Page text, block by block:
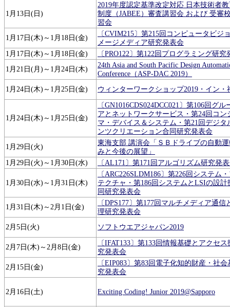
1月13日(日)
2019年度認定基準改定対応 日本技術者
制度（JABEE）審査講習会 および 受審
習会
1月17日(木)～1月18日(金)
〔CVIM215〕第215回コンピュータビジ
メージメディア研究発表会
1月17日(木)～1月18日(金)
〔PRO122〕第122回プログラミング研究
1月21日(月)～1月24日(木)
24th Asia and South Pacific Design
Conference（ASP-DAC 2019）
1月24日(木)～1月25日(金)
ウィンターワークショップ2019・イン・
1月24日(木)～1月25日(金)
〔GN1016CDS024DCC021〕第106回グル
アとネットワークサービス・第24回コン
マ・デバイス＆システム・第21回デジタ
ンツクリエーション合同研究発表会
1月29日(火)
東海支部 講演会「ＳＢドライブの自動
みと今後の展望」
1月29日(火)～1月30日(水)
〔AL171〕第171回アルゴリズム研究発
1月30日(水)～1月31日(木)
〔ARC226SLDM186〕第226回システム
テクチャ・第186回システムとLSIの設計
同研究発表会
1月31日(木)～2月1日(金)
〔DPS177〕第177回マルチメディア通信
理研究発表会
2月5日(火)
ソフトウエアジャパン2019
2月7日(木)～2月8日(金)
〔IFAT133〕第133回情報基礎とアクセス
究発表会
2月15日(金)
〔EIP083〕第83回電子化知的財産・社会
究発表会
2月16日(土) Exciting Coding! Junior 2019@Sapporo